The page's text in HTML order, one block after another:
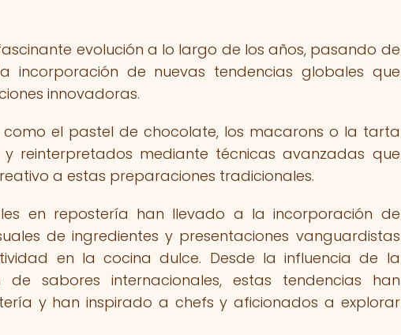
evolución a lo largo de los años, pasando de
de nuevas tendencias globales que
innovadoras.
como el pastel de chocolate, los macarons o la tarta
reinterpretados mediante técnicas avanzadas que
a estas preparaciones tradicionales.
en repostería han llevado a la incorporación de
de ingredientes y presentaciones vanguardistas
en la cocina dulce. Desde la influencia de la
sabores internacionales, estas tendencias han
y han inspirado a chefs y aficionados a explorar